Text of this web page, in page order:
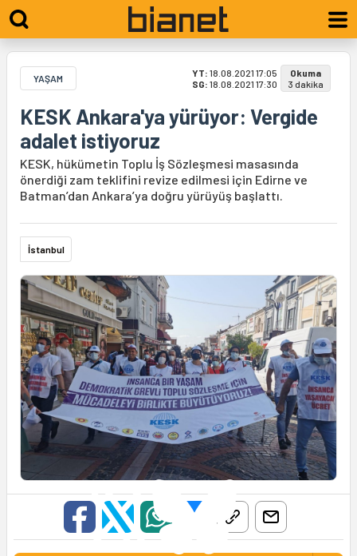
YAŞAM YT: 18.08.2021 17:05
SG: 18.08.2021 17:30
Okuma
3 dakika
KESK Ankara'ya yürüyor: Vergide
adalet istiyoruz
KESK, hükümetin Toplu İş Sözleşmesi masasında
önerdiği zam teklifini revize edilmesi için Edirne ve
Batman’dan Ankara’ya doğru yürüyüş başlattı.
İstanbul